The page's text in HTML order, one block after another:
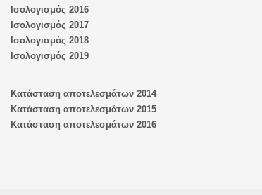
Ισολογισμός 2016
Ισολογισμός 2017
Ισολογισμός 2018
Ισολογισμός 2019
Κατάσταση αποτελεσμάτων 2014
Κατάσταση αποτελεσμάτων 2015
Κατάσταση αποτελεσμάτων 2016